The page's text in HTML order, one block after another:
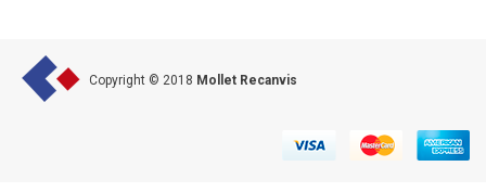
Copyright © 2018 Mollet Recanvis